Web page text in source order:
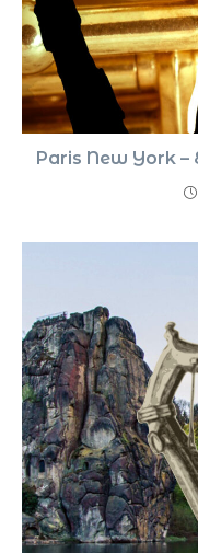
Paris New York –